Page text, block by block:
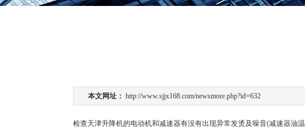
本文网址： http://www.sjjx168.com/newsmore.php?id=632
检查天津升降机的电动机和减速器有没有出现异常发烫及噪音(减速器